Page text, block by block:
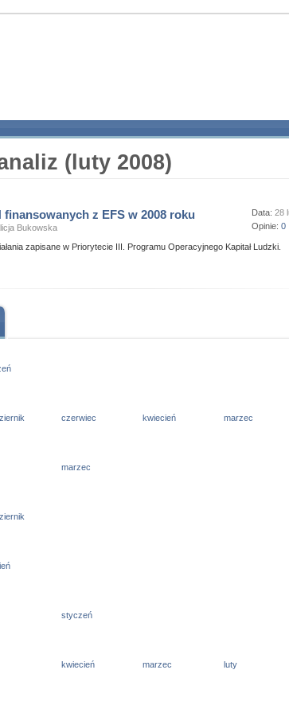
(luty 2008)
finansowanych z EFS w 2008 roku Data: 28
Opinie: 0
Bukowska
zapisane w Priorytecie III. Programu Operacyjnego Kapitał Ludzki.
czerwiec kwiecień marzec
marzec
styczeń
kwiecień marzec luty